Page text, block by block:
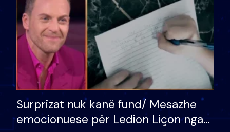
Surprizat nuk kanë fund/ Mesazhe
emocionuese për Ledion Liçon nga